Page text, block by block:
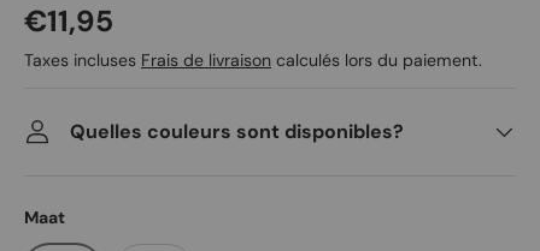
Prix habituel
€11,95
Taxes incluses Frais de livraison calculés lors du paiement.
Quelles couleurs sont disponibles?
Maat